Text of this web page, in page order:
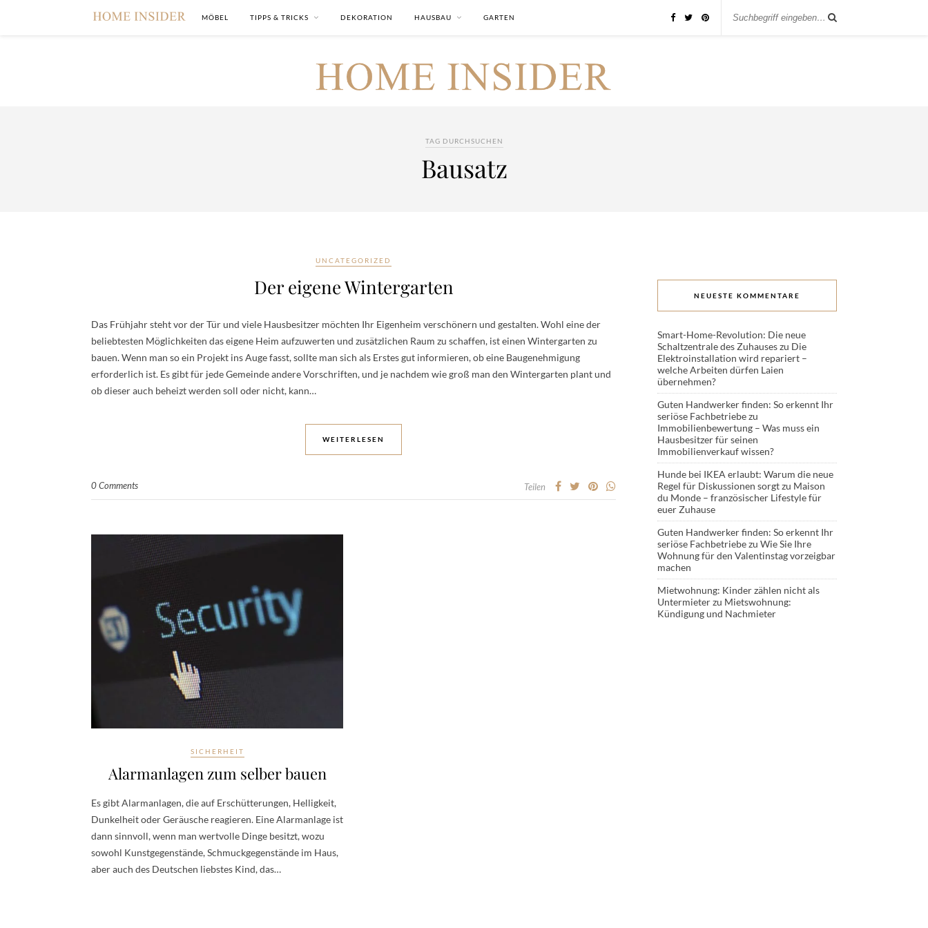
MÖBEL TIPPS & TRICKS DEKORATION HAUSBAU GARTEN
TAG DURCHSUCHEN
Bausatz
UNCATEGORIZED
Der eigene Wintergarten
Das Frühjahr steht vor der Tür und viele Hausbesitzer möchten Ihr Eigenheim verschönern und gestalten. Wohl eine der
beliebtesten Möglichkeiten das eigene Heim aufzuwerten und zusätzlichen Raum zu schaffen, ist einen Wintergarten zu
bauen. Wenn man so ein Projekt ins Auge fasst, sollte man sich als Erstes gut informieren, ob eine Baugenehmigung
erforderlich ist. Es gibt für jede Gemeinde andere Vorschriften, und je nachdem wie groß man den Wintergarten plant und
ob dieser auch beheizt werden soll oder nicht, kann…
WEITERLESEN
0 Comments Teilen
SICHERHEIT
Alarmanlagen zum selber bauen
Es gibt Alarmanlagen, die auf Erschütterungen, Helligkeit,
Dunkelheit oder Geräusche reagieren. Eine Alarmanlage ist
dann sinnvoll, wenn man wertvolle Dinge besitzt, wozu
sowohl Kunstgegenstände, Schmuckgegenstände im Haus,
aber auch des Deutschen liebstes Kind, das…
NEUESTE KOMMENTARE
Smart-Home-Revolution: Die neue
Schaltzentrale des Zuhauseszu Die
Elektroinstallation wird repariert –
welche Arbeiten dürfen Laien
übernehmen?
Guten Handwerker finden: So erkennt Ihr
seriöse Fachbetriebezu
Immobilienbewertung – Was muss ein
Hausbesitzer für seinen
Immobilienverkauf wissen?
Hunde bei IKEA erlaubt: Warum die neue
Regel für Diskussionen sorgtzu Maison
du Monde – französischer Lifestyle für
euer Zuhause
Guten Handwerker finden: So erkennt Ihr
seriöse Fachbetriebezu Wie Sie Ihre
Wohnung für den Valentinstag vorzeigbar
machen
Mietwohnung: Kinder zählen nicht als
Untermieterzu Mietswohnung:
Kündigung und Nachmieter